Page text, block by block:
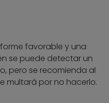
favorable y una
se puede detectar un
pero se recomienda al
multará por no hacerlo.